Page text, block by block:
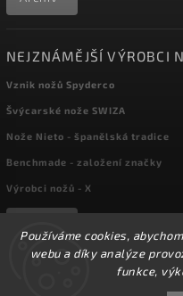
Používáme cookies,
webu a díky analýze
funkce,
☀️Ve dnech 3-14.8 2026
NEJZNÁMĚJŠÍ VÝROBCI
Vznik nožů Spyderco
Švýcarské nože SWIZA
Nože Nieto - španělská tradice
Benchmade - založení značky
Výrobci nožů - X
kapesni-